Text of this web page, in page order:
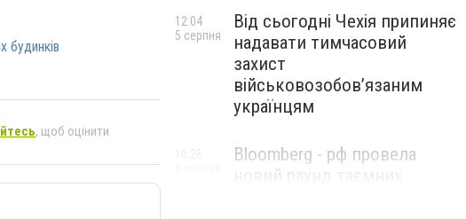
будинків
, щоб оцінити
Від сьогодні Чехія припиняє
надавати тимчасовий
захист
військовозобов’язаним
українцям
12:04
5 серпня
Bloomberg - рф провела
новий раунд таємних